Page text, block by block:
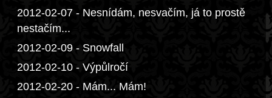
2012-02-07 - Nesnídám, nesvačím, já to prostě
nestačím...
2012-02-09 - Snowfall
2012-02-10 - Výpůlročí
2012-02-20 - Mám... Mám!